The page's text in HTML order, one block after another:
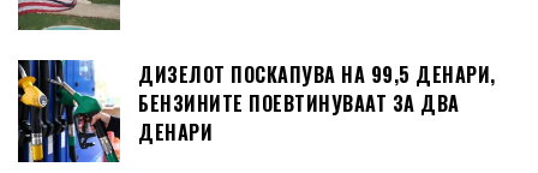
ДИЗЕЛОТ ПОСКАПУВА НА 99,5 ДЕНАРИ,
БЕНЗИНИТЕ ПОЕВТИНУВААТ ЗА ДВА
ДЕНАРИ